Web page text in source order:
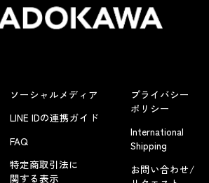
ソーシャルメディア
LINE IDの連携ガイド
FAQ
特定商取引法に
関する表示
プライバシー
ポリシー
International
Shipping
お問い合わせ/